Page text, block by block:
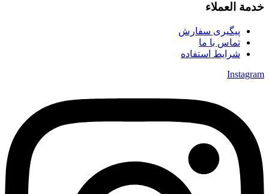
خدمة العملاء
پیگیری سفارش
تماس با ما
شرایط استفاده
Instagram